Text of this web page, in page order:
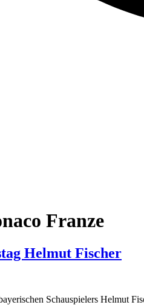
Franze
Helmut Fischer
Schauspielers Helmut